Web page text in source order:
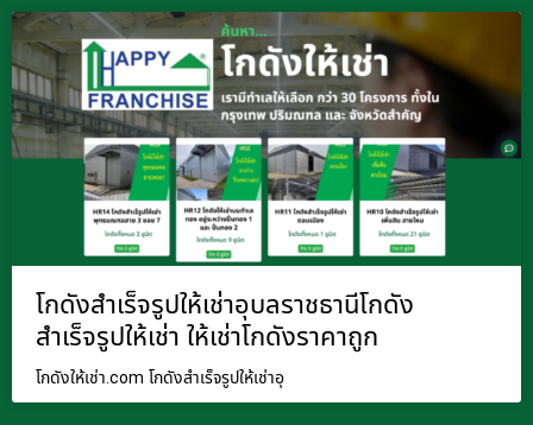
โกดังสำเร็จรูปให้เช่าอุบลราชธานีโกดัง
สำเร็จรูปให้เช่า ให้เช่าโกดังราคาถูก
โกดังให้เช่า.com โกดังสำเร็จรูปให้เช่าอุ